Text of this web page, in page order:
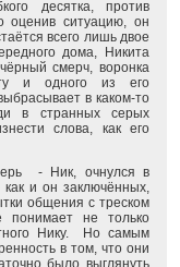
десятка, против
оценив ситуацию, он
всего лишь двое
дома, Никита
смерч, воронка
и одного из его
в каком-то
в странных серых
слова, как его
- Ник, очнулся в
и он заключённых,
общения с треском
понимает не только
Нику. Но самым
в том, что они
было выглянуть